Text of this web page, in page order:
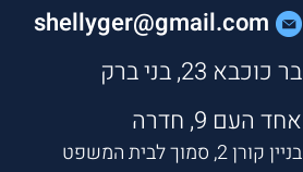
shellyger@gmail.com
בר כוכבא 23, בני ברק
אחד העם 9, חדרה
בניין קורן 2, סמוך לבית המשפט